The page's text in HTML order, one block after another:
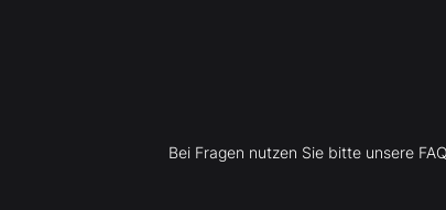
Bei Fragen nutzen Sie bitte unsere